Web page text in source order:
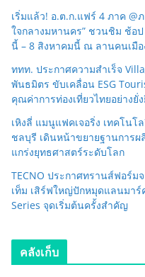
เริ่มแล้ว! อ.ต.ก.แฟร์ 4 ภาค @
ใจกลางมหานคร” ชวนชิม ช้อ
นี้ – 8 สิงหาคมนี้ ณ ลานคนเมือ
ททท. ประกาศความสำเร็จ
พันธมิตร ขับเคลื่อน ESG
คุณค่าการท่องเที่ยวไทยอย่างยั่
เหิงลี่ แมนูแฟคเจอริ่ง เทคโนโ
ชลบุรี เดินหน้าขยายฐานการผ
แกร่งยุทธศาสตร์ระดับโลก
TECNO ประกาศทรานส์ฟอร์
เท็ม เสิร์ฟใหญ่ปักหมุดแลนมาร์
Series จุดเริ่มต้นครั้งสำคัญ
คลังเก็บ